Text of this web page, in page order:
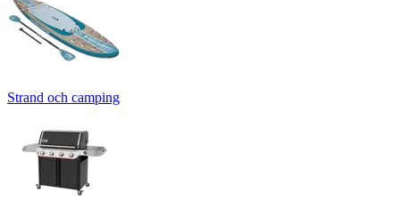
Strand och camping